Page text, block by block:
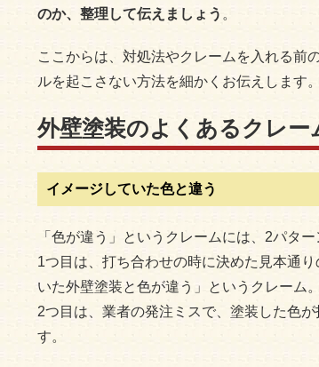
のか、整理して伝えましょう 。
ここからは、対処法やクレームを入れる前
ルを起こさない方法を細かくお伝えします。
外壁塗装のよくあるクレー
イメージしていた色と違う
「色が違う」というクレームには、2パター
1つ目は、打ち合わせの時に決めた見本通
いた外壁塗装と色が違う」というクレーム。
2つ目は、業者の発注ミスで、塗装した色
す。